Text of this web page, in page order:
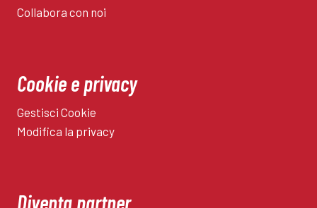
Collabora con noi
Cookie e privacy
Gestisci Cookie
Modifica la privacy
Diventa partner